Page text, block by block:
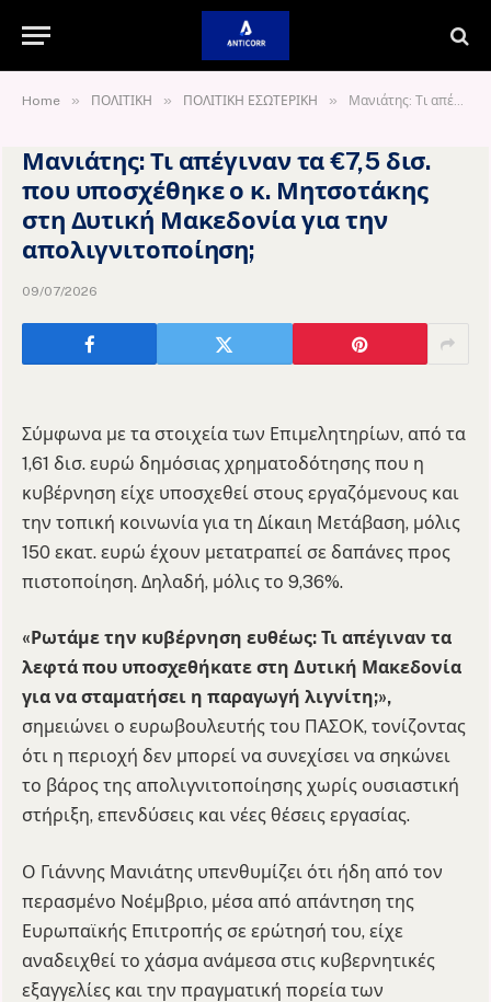
Home » ΠΟΛΙΤΙΚΗ » ΠΟΛΙΤΙΚΗ ΕΣΩΤΕΡΙΚΗ » Μανιάτης: Τι απέγιναν τα €7,5 δισ. που υποσχέθηκε ο κ. Μητσοτάκης στη Δυτική Μακεδονία για την απολιγνιτοποίηση;
Μανιάτης: Τι απέγιναν τα €7,5 δισ.
που υποσχέθηκε ο κ. Μητσοτάκης
στη Δυτική Μακεδονία για την
απολιγνιτοποίηση;
09/07/2026
Σύμφωνα με τα στοιχεία των Επιμελητηρίων, από τα
1,61 δισ. ευρώ δημόσιας χρηματοδότησης που η
κυβέρνηση είχε υποσχεθεί στους εργαζόμενους και
την τοπική κοινωνία για τη Δίκαιη Μετάβαση, μόλις
150 εκατ. ευρώ έχουν μετατραπεί σε δαπάνες προς
πιστοποίηση. Δηλαδή, μόλις το 9,36%.
«Ρωτάμε την κυβέρνηση ευθέως: Τι απέγιναν τα
λεφτά που υποσχεθήκατε στη Δυτική Μακεδονία
για να σταματήσει η παραγωγή λιγνίτη;»,
σημειώνει ο ευρωβουλευτής του ΠΑΣΟΚ, τονίζοντας
ότι η περιοχή δεν μπορεί να συνεχίσει να σηκώνει
το βάρος της απολιγνιτοποίησης χωρίς ουσιαστική
στήριξη, επενδύσεις και νέες θέσεις εργασίας.
Ο Γιάννης Μανιάτης υπενθυμίζει ότι ήδη από τον
περασμένο Νοέμβριο, μέσα από απάντηση της
Ευρωπαϊκής Επιτροπής σε ερώτησή του, είχε
αναδειχθεί το χάσμα ανάμεσα στις κυβερνητικές
εξαγγελίες και την πραγματική πορεία των